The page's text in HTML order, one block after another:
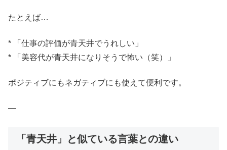
たとえば…
* 「仕事の評価が青天井でうれしい」
* 「美容代が青天井になりそうで怖い（笑）」
ポジティブにもネガティブにも使えて便利です。
—
「青天井」と似ている言葉との違い